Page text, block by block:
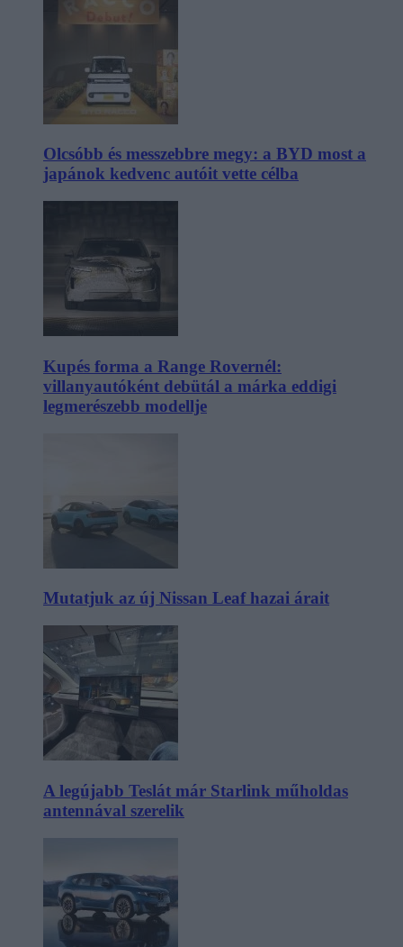
Olcsóbb és messzebbre megy: a BYD most a
japánok kedvenc autóit vette célba
Kupés forma a Range Rovernél:
villanyautóként debütál a márka eddigi
legmerészebb modellje
Mutatjuk az új Nissan Leaf hazai árait
A legújabb Teslát már Starlink műholdas
antennával szerelik